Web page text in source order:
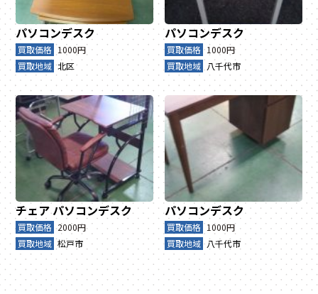
パソコンデスク
買取価格 1000円
買取地域 北区
パソコンデスク
買取価格 1000円
買取地域 八千代市
チェア パソコンデスク
買取価格 2000円
買取地域 松戸市
パソコンデスク
買取価格 1000円
買取地域 八千代市